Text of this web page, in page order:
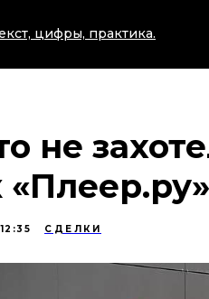
цифры, практика.
не
«Плеер.ру»
СДЕЛКИ